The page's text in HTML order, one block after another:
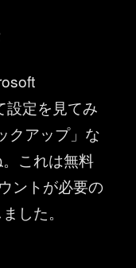
設定を見てみ
クアップ」な
これは無料
ントが必要の
した。